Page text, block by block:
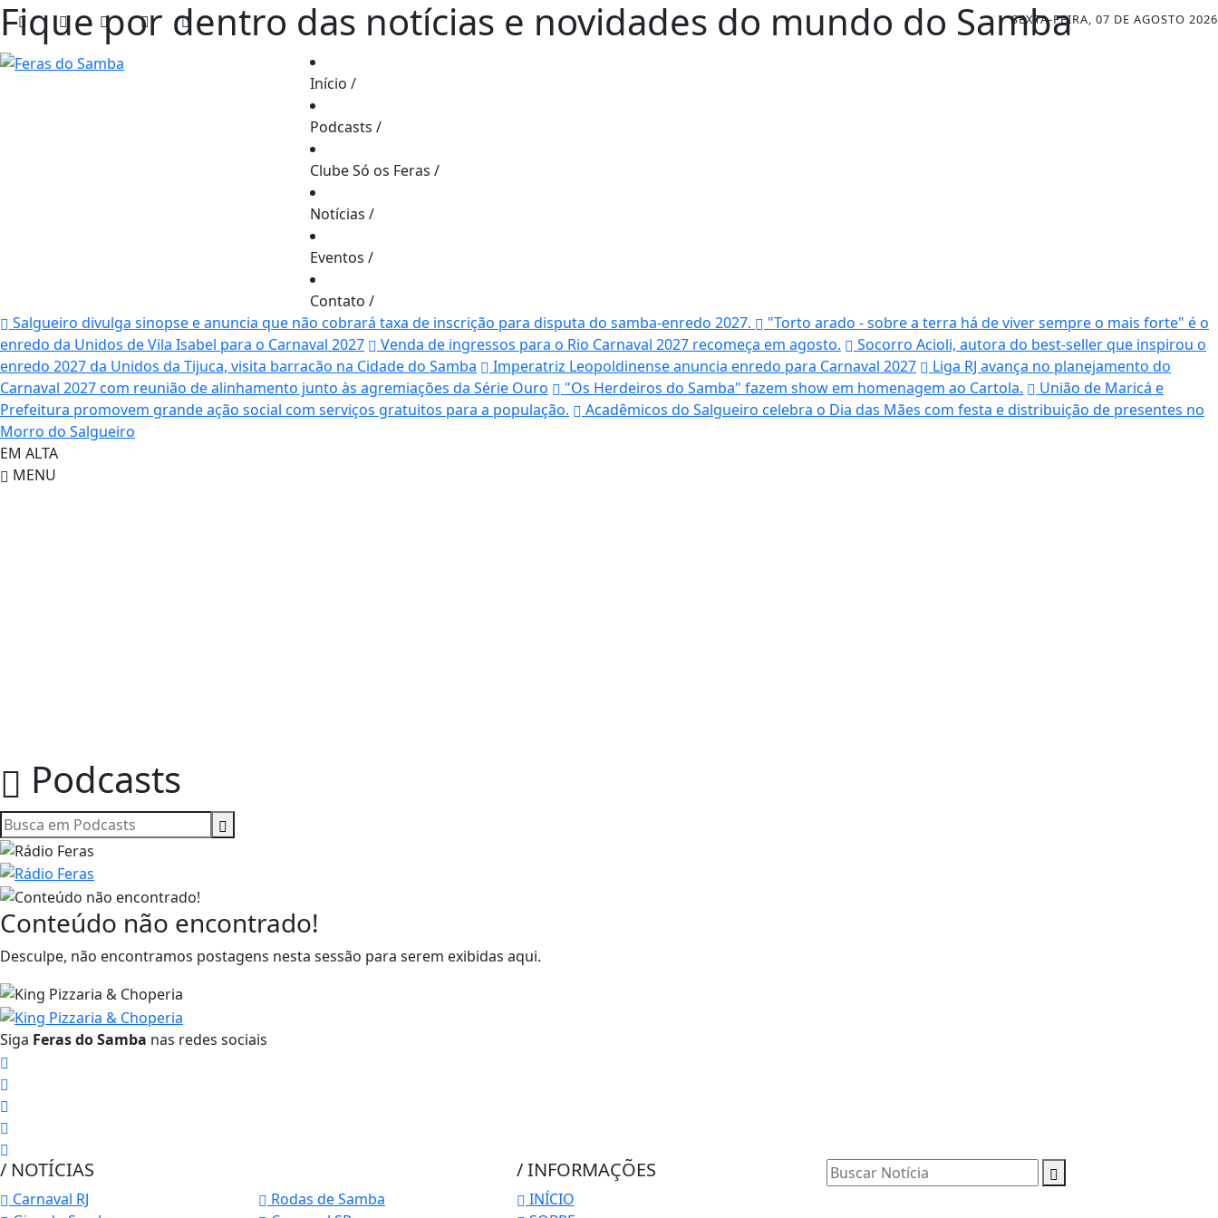
Fique por dentro das notícias e novidades do mundo do SambaSEXTA-FEIRA, 07 DE AGOSTO 2026
Início /
Podcasts /
Clube Só os Feras /
Notícias /
Eventos /
Contato /
Salgueiro divulga sinopse e anuncia que não cobrará taxa de inscrição para disputa do samba-enredo 2027.
"Torto arado - sobre a terra há de viver sempre o mais forte" é o
enredo da Unidos de Vila Isabel para o Carnaval 2027
Venda de ingressos para o Rio Carnaval 2027 recomeça em agosto.
Socorro Acioli, autora do best-seller que inspirou o
enredo 2027 da Unidos da Tijuca, visita barracão na Cidade do Samba
Imperatriz Leopoldinense anuncia enredo para Carnaval 2027
Liga RJ avança no planejamento do
Carnaval 2027 com reunião de alinhamento junto às agremiações da Série Ouro
"Os Herdeiros do Samba" fazem show em homenagem ao Cartola.
União de Maricá e
Prefeitura promovem grande ação social com serviços gratuitos para a população.
Acadêmicos do Salgueiro celebra o Dia das Mães com festa e distribuição de presentes no
Morro do Salgueiro
EM ALTA
MENU
Podcasts
Conteúdo não encontrado!
Desculpe, não encontramos postagens nesta sessão para serem exibidas aqui.
Siga Feras do Samba nas redes sociais
/ NOTÍCIAS
Carnaval RJ
Rodas de Samba
/ INFORMAÇÕES
INÍCIO